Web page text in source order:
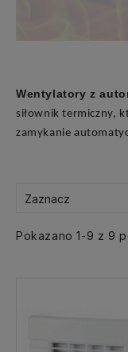
Wentylatory z
siłownik termiczny,
zamykanie
Zaznacz
Pokazano 1-9 z 9